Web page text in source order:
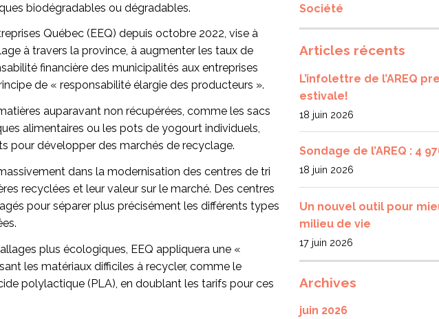
biodégradables ou dégradables.
Québec (EEQ) depuis octobre 2022, vise à
à travers la province, à augmenter les taux de
financière des municipalités aux entreprises
de « responsabilité élargie des producteurs ».
auparavant non récupérées, comme les sacs
alimentaires ou les pots de yogourt individuels,
pour développer des marchés de recyclage.
dans la modernisation des centres de tri
recyclées et leur valeur sur le marché. Des centres
pour séparer plus précisément les différents types
plus écologiques, EEQ appliquera une «
les matériaux difficiles à recycler, comme le
polylactique (PLA), en doublant les tarifs pour ces
Société
Articles récents
L’infolettre de l’AREQ
estivale!
18 juin 2026
Sondage de l’AREQ : 4
18 juin 2026
Un nouvel outil pour
milieu de vie
17 juin 2026
Archives
juin 2026